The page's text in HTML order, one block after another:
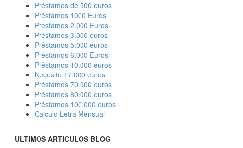
Préstamos de 500 euros
Préstamos 1000 Euros
Prestamos 2.000 Euros
Préstamos 3.000 euros
Préstamos 5.000 euros
Préstamos 6.000 Euros
Préstamos 10.000 euros
Necesito 17.000 euros
Préstamos 70.000 euros
Préstamos 80.000 euros
Préstamos 100.000 euros
Calculo Letra Mensual
ULTIMOS ARTICULOS BLOG